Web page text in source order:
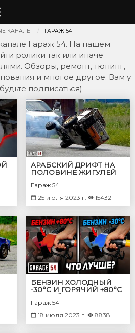
КАНАЛЫ ГАРАЖ 54
Гараж 54. На нашем
ролики так или иначе
Обзоры, ремонт, тюнинг,
и многое другое. Вам у
подписаться)
АРАБСКИЙ ДРИФТ НА
ПОЛОВИНЕ ЖИГУЛЕЙ
Гараж 54
25 июля 2023 г.
15432
БЕНЗИН ХОЛОДНЫЙ
-30°C И ГОРЯЧИЙ +80°C
- КАКОЙ ЛУЧШЕ?
Гараж 54
18 июля 2023 г.
8838